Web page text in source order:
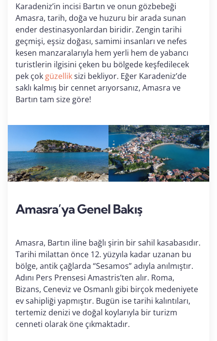
Karadeniz’in incisi Bartın ve onun gözbebeği
Amasra, tarih, doğa ve huzuru bir arada sunan
ender destinasyonlardan biridir. Zengin tarihi
geçmişi, eşsiz doğası, samimi insanları ve nefes
kesen manzaralarıyla hem yerli hem de yabancı
turistlerin ilgisini çeken bu bölgede keşfedilecek
pek çok güzelliksizi bekliyor. Eğer Karadeniz’de
saklı kalmış bir cennet arıyorsanız, Amasra ve
Bartın tam size göre!
Amasra’ya Genel Bakış
Amasra, Bartın iline bağlı şirin bir sahil kasabasıdır.
Tarihi milattan önce 12. yüzyıla kadar uzanan bu
bölge, antik çağlarda “Sesamos” adıyla anılmıştır.
Adını Pers Prensesi Amastris’ten alır. Roma,
Bizans, Ceneviz ve Osmanlı gibi birçok medeniyete
ev sahipliği yapmıştır. Bugün ise tarihi kalıntıları,
tertemiz denizi ve doğal koylarıyla bir turizm
cenneti olarak öne çıkmaktadır.